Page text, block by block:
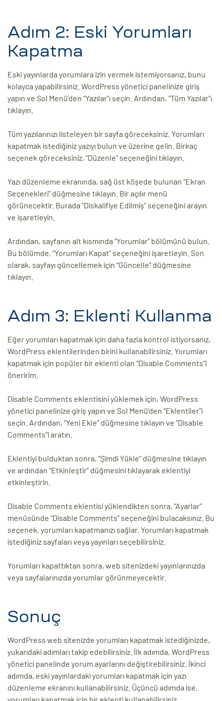
Adım 2: Eski Yorumları
Kapatma
Eski yayınlarda yorumlara izin vermek istemiyorsanız, bunu
kolayca yapabilirsiniz. WordPress yönetici panelinize giriş
yapın ve Sol Menü’den “Yazılar”ı seçin. Ardından, “Tüm Yazılar”ı
tıklayın.
Tüm yazılarınızı listeleyen bir sayfa göreceksiniz. Yorumları
kapatmak istediğiniz yazıyı bulun ve üzerine gelin. Birkaç
seçenek göreceksiniz, “Düzenle” seçeneğini tıklayın.
Yazı düzenleme ekranında, sağ üst köşede bulunan “Ekran
Seçenekleri” düğmesine tıklayın. Bir açılır menü
görünecektir. Burada “Diskalifiye Edilmiş” seçeneğini arayın
ve işaretleyin.
Ardından, sayfanın alt kısmında “Yorumlar” bölümünü bulun.
Bu bölümde, “Yorumları Kapat” seçeneğini işaretleyin. Son
olarak, sayfayı güncellemek için “Güncelle” düğmesine
tıklayın.
Adım 3: Eklenti Kullanma
Eğer yorumları kapatmak için daha fazla kontrol istiyorsanız,
WordPress eklentilerinden birini kullanabilirsiniz. Yorumları
kapatmak için popüler bir eklenti olan “Disable Comments”i
öneririm.
Disable Comments eklentisini yüklemek için, WordPress
yönetici panelinize giriş yapın ve Sol Menü’den “Eklentiler”i
seçin. Ardından, “Yeni Ekle” düğmesine tıklayın ve “Disable
Comments”i aratın.
Eklentiyi bulduktan sonra, “Şimdi Yükle” düğmesine tıklayın
ve ardından “Etkinleştir” düğmesini tıklayarak eklentiyi
etkinleştirin.
Disable Comments eklentisi yüklendikten sonra, “Ayarlar”
menüsünde “Disable Comments” seçeneğini bulacaksınız. Bu
seçenek, yorumları kapatmanızı sağlar. Yorumları kapatmak
istediğiniz sayfaları veya yayınları seçebilirsiniz.
Yorumları kapattıktan sonra, web sitenizdeki yayınlarınızda
veya sayfalarınızda yorumlar görünmeyecektir.
Sonuç
WordPress web sitenizde yorumları kapatmak istediğinizde,
yukarıdaki adımları takip edebilirsiniz. İlk adımda, WordPress
yönetici panelinde yorum ayarlarını değiştirebilirsiniz. İkinci
adımda, eski yayınlardaki yorumları kapatmak için yazı
düzenleme ekranını kullanabilirsiniz. Üçüncü adımda ise,